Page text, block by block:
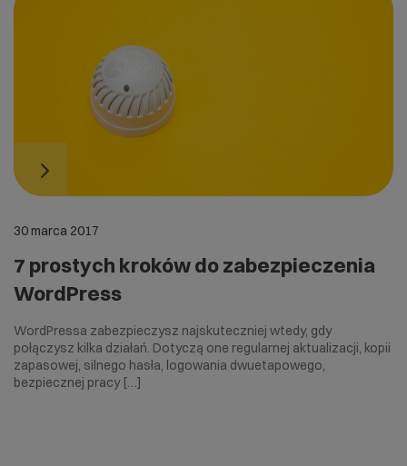
30 marca 2017
7 prostych kroków do zabezpieczenia
WordPress
WordPressa zabezpieczysz najskuteczniej wtedy, gdy
połączysz kilka działań. Dotyczą one regularnej aktualizacji, kopii
zapasowej, silnego hasła, logowania dwuetapowego,
bezpiecznej pracy […]